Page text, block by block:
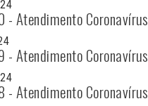
- Atendimento Coronavírus
- Atendimento Coronavírus
- Atendimento Coronavírus